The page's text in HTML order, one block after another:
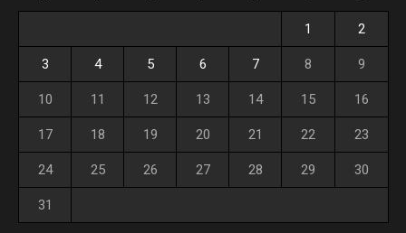
1 2
3 4 5 6 7 8 9
10 11 12 13 14 15 16
17 18 19 20 21 22 23
24 25 26 27 28 29 30
31